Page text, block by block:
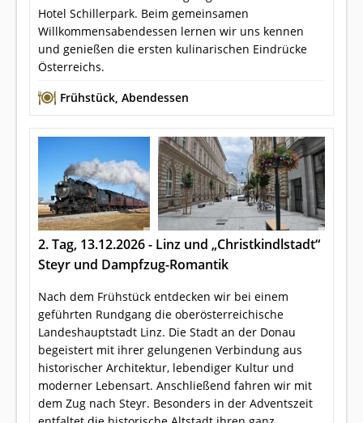
Hotel Schillerpark. Beim gemeinsamen
Willkommensabendessen lernen wir uns kennen
und genießen die ersten kulinarischen Eindrücke
Österreichs.
Frühstück, Abendessen
2. Tag, 13.12.2026 - Linz und „Christkindlstadt“
Steyr und Dampfzug-Romantik
Nach dem Frühstück entdecken wir bei einem
geführten Rundgang die oberösterreichische
Landeshauptstadt Linz. Die Stadt an der Donau
begeistert mit ihrer gelungenen Verbindung aus
historischer Architektur, lebendiger Kultur und
moderner Lebensart. Anschließend fahren wir mit
dem Zug nach Steyr. Besonders in der Adventszeit